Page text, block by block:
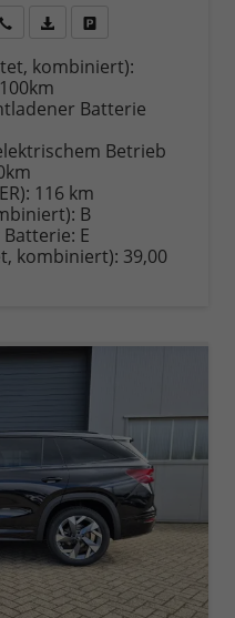
anfordernDatei,
Fahrzeugexposé
drucken
drucken,
parken
oder
vergleichen
kombiniert):
Batterie
Betrieb
116 km
B
E
kombiniert): 39,00